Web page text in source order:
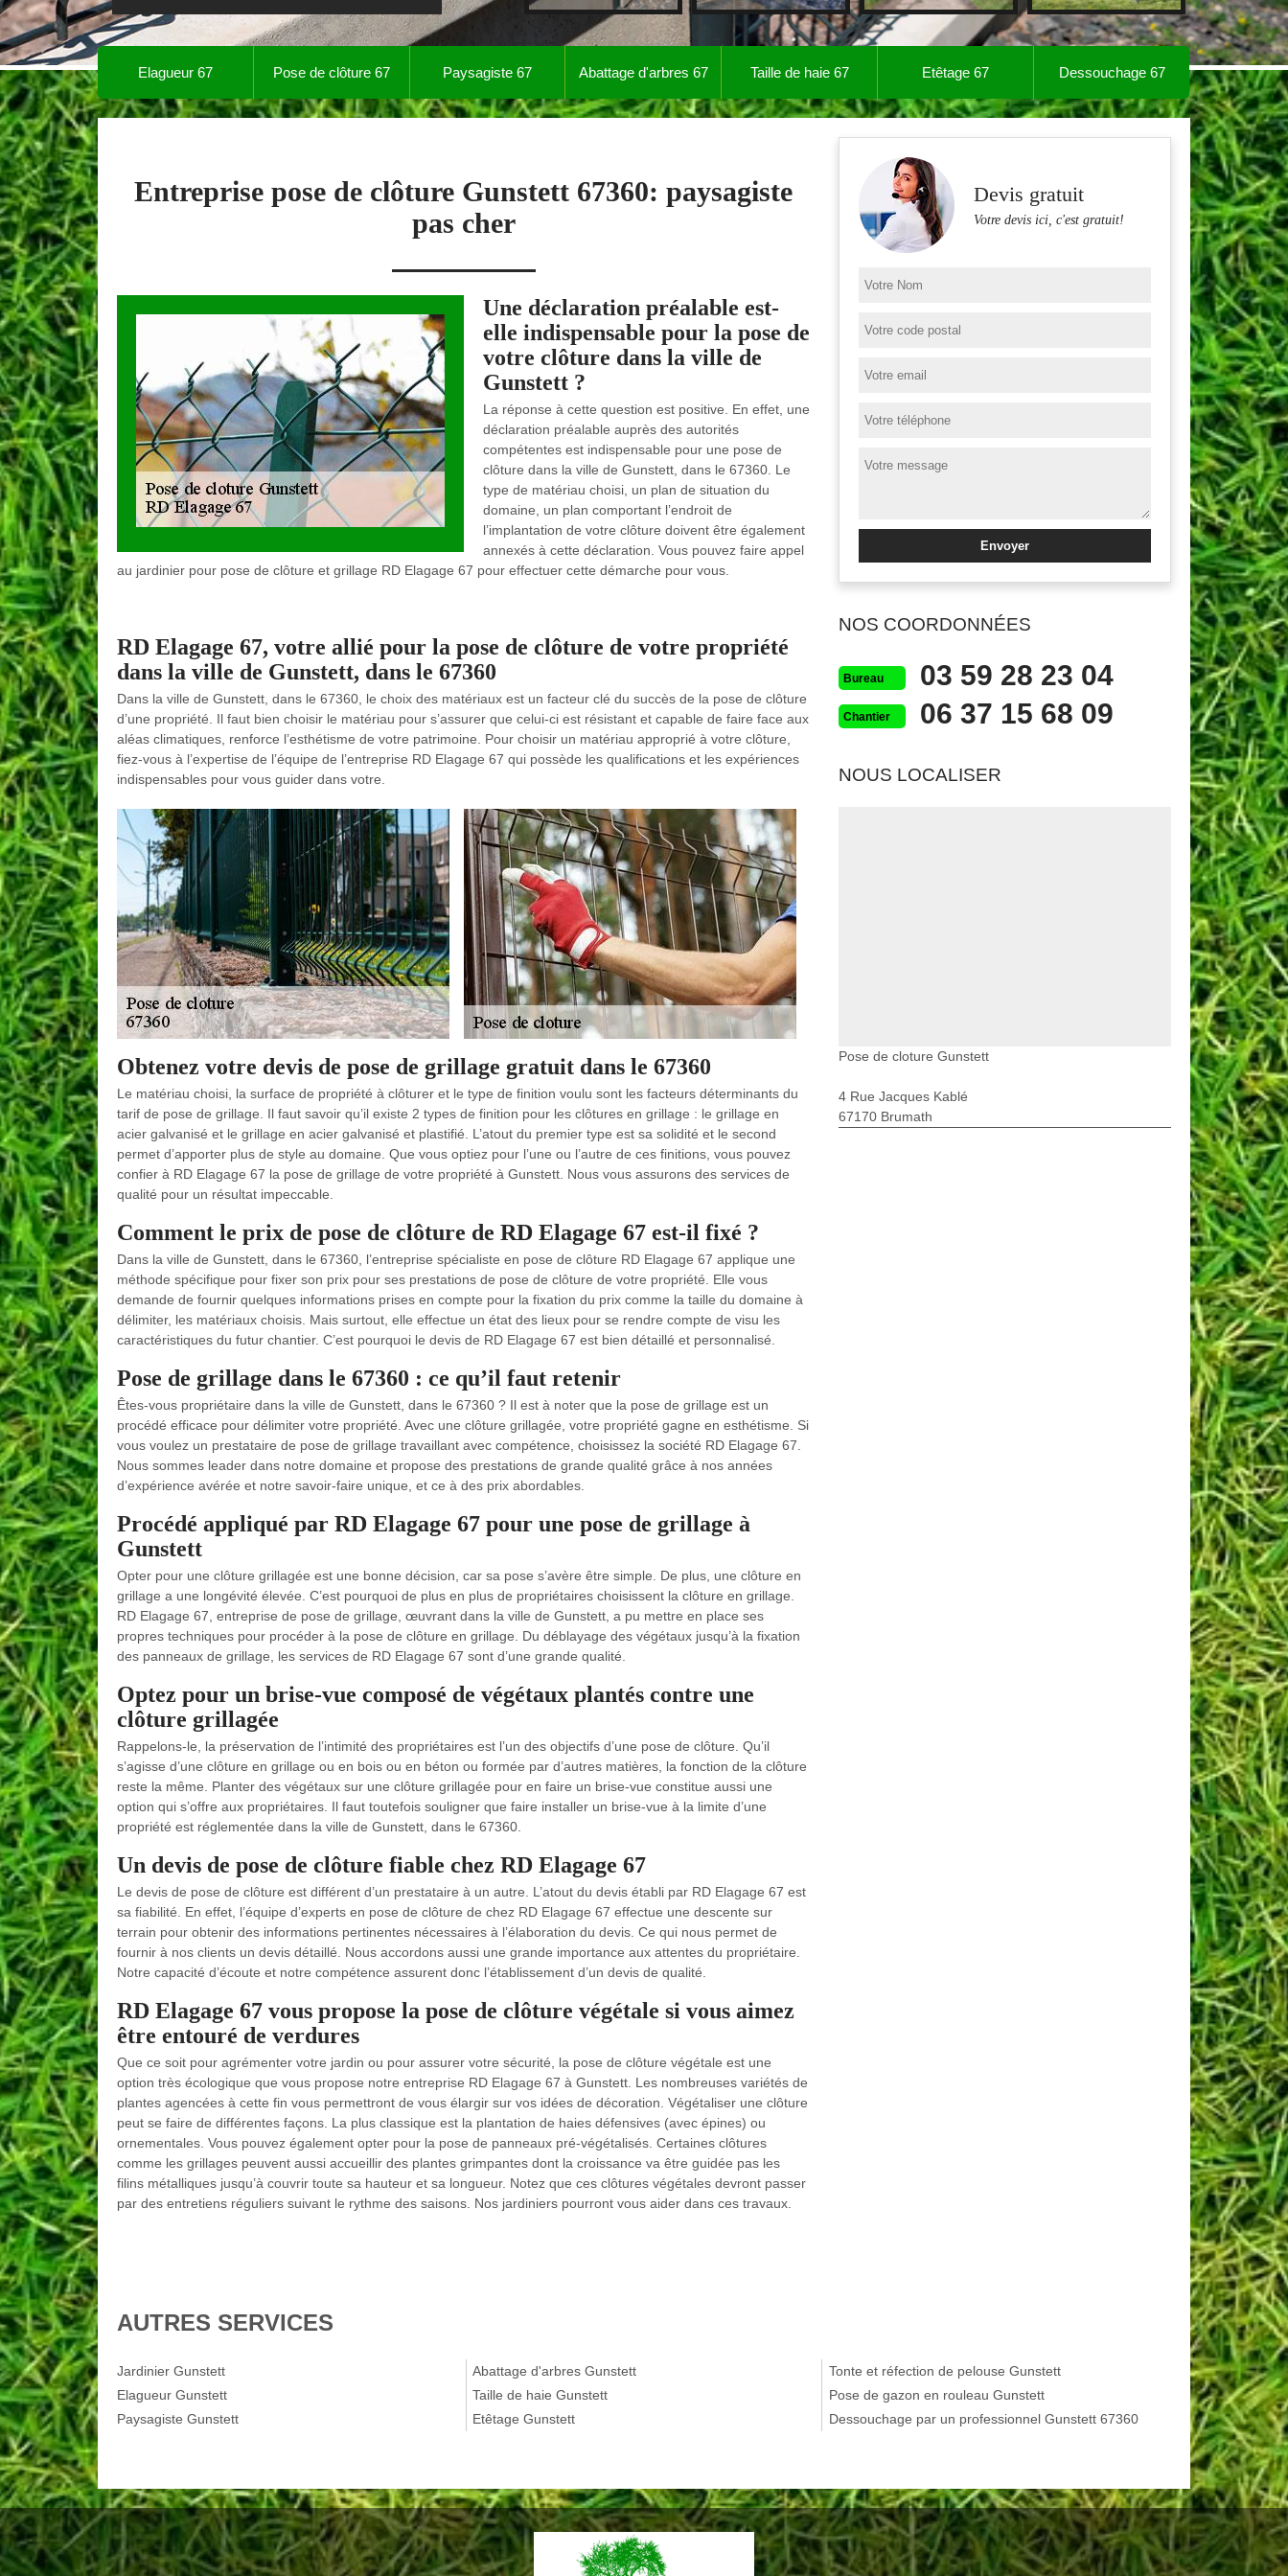
Elagueur 67 Pose de clôture 67 Paysagiste 67 Abattage d'arbres 67 Taille de haie 67 Etêtage 67 Dessouchage 67
Entreprise pose de clôture Gunstett 67360: paysagiste
pas cher
Une déclaration préalable est-
elle indispensable pour la pose de
votre clôture dans la ville de
Gunstett ?
La réponse à cette question est positive. En effet, une
déclaration préalable auprès des autorités
compétentes est indispensable pour une pose de
clôture dans la ville de Gunstett, dans le 67360. Le
type de matériau choisi, un plan de situation du
domaine, un plan comportant l’endroit de
l’implantation de votre clôture doivent être également
annexés à cette déclaration. Vous pouvez faire appel
au jardinier pour pose de clôture et grillage RD Elagage 67 pour effectuer cette démarche pour vous.
RD Elagage 67, votre allié pour la pose de clôture de votre propriété
dans la ville de Gunstett, dans le 67360
Dans la ville de Gunstett, dans le 67360, le choix des matériaux est un facteur clé du succès de la pose de clôture
d’une propriété. Il faut bien choisir le matériau pour s’assurer que celui-ci est résistant et capable de faire face aux
aléas climatiques, renforce l’esthétisme de votre patrimoine. Pour choisir un matériau approprié à votre clôture,
fiez-vous à l’expertise de l’équipe de l’entreprise RD Elagage 67 qui possède les qualifications et les expériences
indispensables pour vous guider dans votre.
Obtenez votre devis de pose de grillage gratuit dans le 67360
Le matériau choisi, la surface de propriété à clôturer et le type de finition voulu sont les facteurs déterminants du
tarif de pose de grillage. Il faut savoir qu’il existe 2 types de finition pour les clôtures en grillage : le grillage en
acier galvanisé et le grillage en acier galvanisé et plastifié. L’atout du premier type est sa solidité et le second
permet d’apporter plus de style au domaine. Que vous optiez pour l’une ou l’autre de ces finitions, vous pouvez
confier à RD Elagage 67 la pose de grillage de votre propriété à Gunstett. Nous vous assurons des services de
qualité pour un résultat impeccable.
Comment le prix de pose de clôture de RD Elagage 67 est-il fixé ?
Dans la ville de Gunstett, dans le 67360, l’entreprise spécialiste en pose de clôture RD Elagage 67 applique une
méthode spécifique pour fixer son prix pour ses prestations de pose de clôture de votre propriété. Elle vous
demande de fournir quelques informations prises en compte pour la fixation du prix comme la taille du domaine à
délimiter, les matériaux choisis. Mais surtout, elle effectue un état des lieux pour se rendre compte de visu les
caractéristiques du futur chantier. C’est pourquoi le devis de RD Elagage 67 est bien détaillé et personnalisé.
Pose de grillage dans le 67360 : ce qu’il faut retenir
Êtes-vous propriétaire dans la ville de Gunstett, dans le 67360 ? Il est à noter que la pose de grillage est un
procédé efficace pour délimiter votre propriété. Avec une clôture grillagée, votre propriété gagne en esthétisme. Si
vous voulez un prestataire de pose de grillage travaillant avec compétence, choisissez la société RD Elagage 67.
Nous sommes leader dans notre domaine et propose des prestations de grande qualité grâce à nos années
d’expérience avérée et notre savoir-faire unique, et ce à des prix abordables.
Procédé appliqué par RD Elagage 67 pour une pose de grillage à
Gunstett
Opter pour une clôture grillagée est une bonne décision, car sa pose s’avère être simple. De plus, une clôture en
grillage a une longévité élevée. C’est pourquoi de plus en plus de propriétaires choisissent la clôture en grillage.
RD Elagage 67, entreprise de pose de grillage, œuvrant dans la ville de Gunstett, a pu mettre en place ses
propres techniques pour procéder à la pose de clôture en grillage. Du déblayage des végétaux jusqu’à la fixation
des panneaux de grillage, les services de RD Elagage 67 sont d’une grande qualité.
Optez pour un brise-vue composé de végétaux plantés contre une
clôture grillagée
Rappelons-le, la préservation de l’intimité des propriétaires est l’un des objectifs d’une pose de clôture. Qu’il
s’agisse d’une clôture en grillage ou en bois ou en béton ou formée par d’autres matières, la fonction de la clôture
reste la même. Planter des végétaux sur une clôture grillagée pour en faire un brise-vue constitue aussi une
option qui s’offre aux propriétaires. Il faut toutefois souligner que faire installer un brise-vue à la limite d’une
propriété est réglementée dans la ville de Gunstett, dans le 67360.
Un devis de pose de clôture fiable chez RD Elagage 67
Le devis de pose de clôture est différent d’un prestataire à un autre. L’atout du devis établi par RD Elagage 67 est
sa fiabilité. En effet, l’équipe d’experts en pose de clôture de chez RD Elagage 67 effectue une descente sur
terrain pour obtenir des informations pertinentes nécessaires à l’élaboration du devis. Ce qui nous permet de
fournir à nos clients un devis détaillé. Nous accordons aussi une grande importance aux attentes du propriétaire.
Notre capacité d’écoute et notre compétence assurent donc l’établissement d’un devis de qualité.
RD Elagage 67 vous propose la pose de clôture végétale si vous aimez
être entouré de verdures
Que ce soit pour agrémenter votre jardin ou pour assurer votre sécurité, la pose de clôture végétale est une
option très écologique que vous propose notre entreprise RD Elagage 67 à Gunstett. Les nombreuses variétés de
plantes agencées à cette fin vous permettront de vous élargir sur vos idées de décoration. Végétaliser une clôture
peut se faire de différentes façons. La plus classique est la plantation de haies défensives (avec épines) ou
ornementales. Vous pouvez également opter pour la pose de panneaux pré-végétalisés. Certaines clôtures
comme les grillages peuvent aussi accueillir des plantes grimpantes dont la croissance va être guidée pas les
filins métalliques jusqu’à couvrir toute sa hauteur et sa longueur. Notez que ces clôtures végétales devront passer
par des entretiens réguliers suivant le rythme des saisons. Nos jardiniers pourront vous aider dans ces travaux.
Devis gratuit
Votre devis ici, c'est gratuit!
NOS COORDONNÉES
Bureau 03 59 28 23 04
Chantier 06 37 15 68 09
NOUS LOCALISER
Pose de cloture Gunstett
4 Rue Jacques Kablé
67170 Brumath
AUTRES SERVICES
Jardinier Gunstett
Elagueur Gunstett
Paysagiste Gunstett
Abattage d'arbres Gunstett
Taille de haie Gunstett
Etêtage Gunstett
Tonte et réfection de pelouse Gunstett
Pose de gazon en rouleau Gunstett
Dessouchage par un professionnel Gunstett 67360